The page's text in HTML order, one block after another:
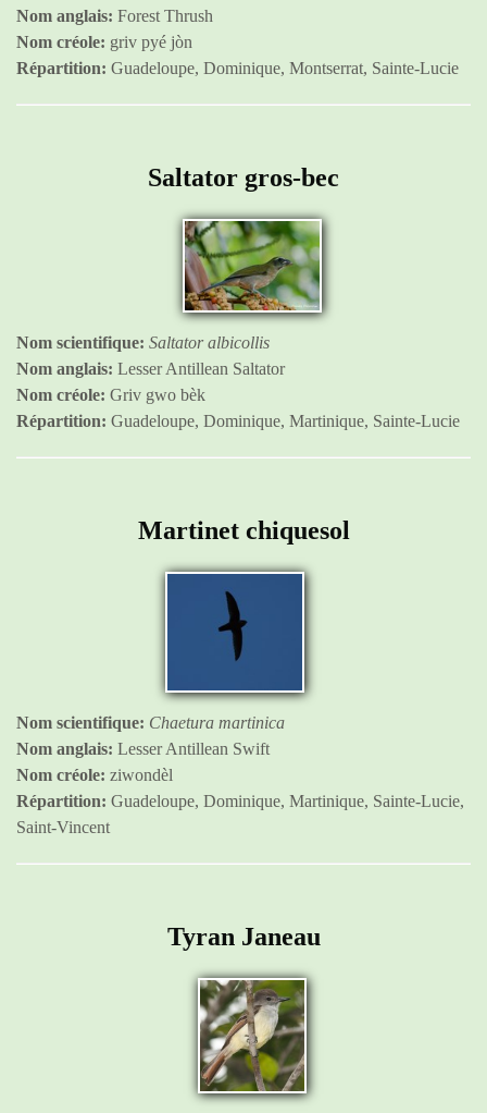
Nom anglais: Forest Thrush
Nom créole: griv pyé jòn
Répartition: Guadeloupe, Dominique, Montserrat, Sainte-Lucie
Saltator gros-bec
Nom scientifique: Saltator albicollis
Nom anglais: Lesser Antillean Saltator
Nom créole: Griv gwo bèk
Répartition: Guadeloupe, Dominique, Martinique, Sainte-Lucie
Martinet chiquesol
Nom scientifique: Chaetura martinica
Nom anglais: Lesser Antillean Swift
Nom créole: ziwondèl
Répartition: Guadeloupe, Dominique, Martinique, Sainte-Lucie,
Saint-Vincent
Tyran Janeau